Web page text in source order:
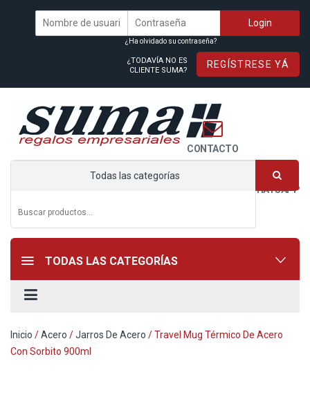
¿Ha olvidado su contraseña?
¿TODAVÍA NO ES
CLIENTE SUMA?
REGÍSTRESE YÁ
WHATSAPP
CONTACTO
Todas las categorías
TODAS LAS CATEGORÍAS
Inicio /Acero /Jarros De Acero / Travel Mug Térmico De Acero
Con Sorbito 900ml